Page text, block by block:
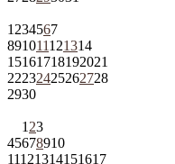
1 234567
891011121314
15161718192021
22232425262728
2930
1 23
45678910
11121314151617